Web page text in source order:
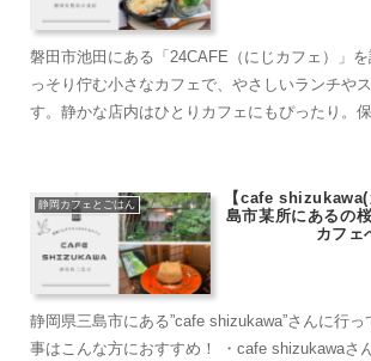
磐田市池田にある「24CAFE（にじカフェ）」
っそり佇む小さなカフェで、やさしいランチや
す。静かな店内はひとりカフェにもぴったり。
静岡カフェとごはん
【cafe
島市某所にあるの
カフェ
静岡県三島市にある”cafe shizukawa”さんに行ってき
事はこんな方におすすめ！ ・cafe shizukawaさ